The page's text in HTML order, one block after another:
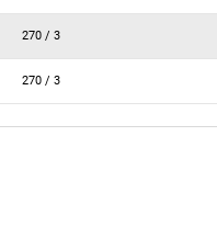
270 / 3
270 / 3